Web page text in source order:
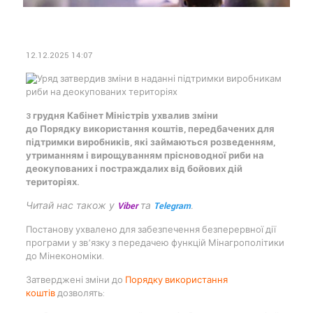
12.12.2025 14:07
3 грудня Кабінет Міністрів ухвалив зміни
до Порядку використання коштів, передбачених для
підтримки виробників, які займаються розведенням,
утриманням і вирощуванням прісноводної риби на
деокупованих і постраждалих від бойових дій
територіях.
Читай нас також у Viberта Telegram.
Постанову ухвалено для забезпечення безперервної дії
програми у зв’язку з передачею функцій Мінагрополітики
до Мінекономіки.
Затверджені зміни до Порядку використання
коштівдозволять: